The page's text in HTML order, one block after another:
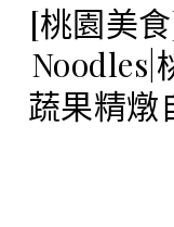
[桃園美
Noodles|
蔬果精燉